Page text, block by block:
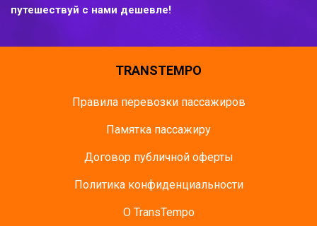
путешествуй с нами дешевле!
TRANSTEMPO
Правила перевозки пассажиров
Памятка пасcажиру
Договор публичной оферты
Политика конфиденциальности
О TransTempo